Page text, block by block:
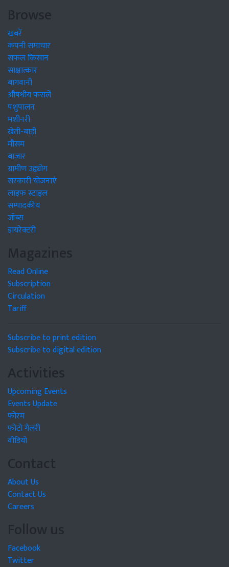
Browse
खबरें
कंपनी समाचार
सफल किसान
साक्षात्कार
बागवानी
औषधीय फसलें
पशुपालन
मशीनरी
खेती-बाड़ी
मौसम
बाजार
ग्रामीण उद्द्योग
सरकारी योजनाएं
लाइफ स्टाइल
सम्पादकीय
जॉब्स
डायरेक्टरी
Magazines
Read Online
Subscription
Circulation
Tariff
Subscribe to print edition
Subscribe to digital edition
Activities
Upcoming Events
Events Update
फोरम
फोटो गैलरी
वीडियो
Contact
About Us
Contact Us
Careers
Follow us
Facebook
Twitter